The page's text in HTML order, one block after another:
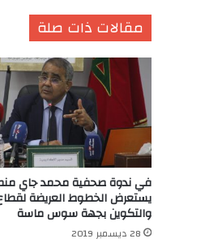
مقالات ذات صلة
في ندوة صحفية محمد جاي
يستعرض الخطوط العريضة لقطاع
والتكوين بجهة سوس ماسة
28 ديسمبر 2019